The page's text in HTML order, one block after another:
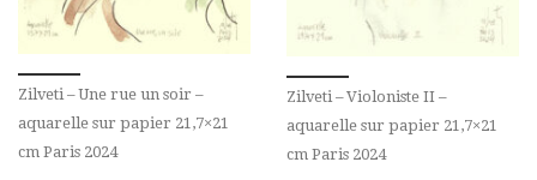
Zilveti – Une rue un soir –
aquarelle sur papier 21,7×21
cm Paris 2024
Zilveti – Violoniste II –
aquarelle sur papier 21,7×21
cm Paris 2024